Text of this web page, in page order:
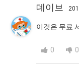
데이브
이것은 무료
0 0